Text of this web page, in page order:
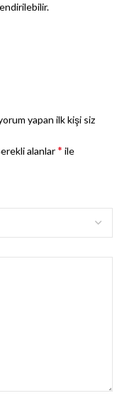
yapan ilk kişi siz
alanlar* ile